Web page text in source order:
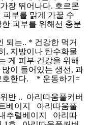
장 뛰어나다. 호르몬
피부를 맑게 가꿀 수
피부를 위해선 충분
되는.. * 건강한 먹거
, 지방이나 탄수화물
게 피부 건강을 위해
이 들어있는 생선, 과
호한다. * 운동하기=
반 .. 아리따움풀커버
베이지 아리따움풀
추럴베이지 아리따